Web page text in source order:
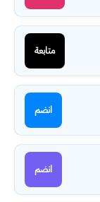
متابعة
انضم
انضم